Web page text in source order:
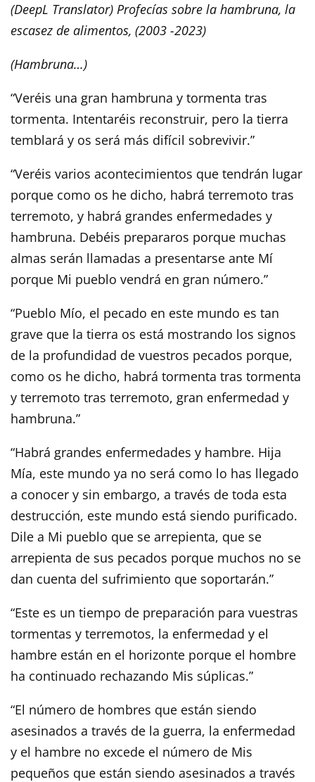
(DeepL Translator) Profecías sobre la hambruna, la
escasez de alimentos, (2003 -2023)
(Hambruna…)
“Veréis una gran hambruna y tormenta tras
tormenta. Intentaréis reconstruir, pero la tierra
temblará y os será más difícil sobrevivir.”
“Veréis varios acontecimientos que tendrán lugar
porque como os he dicho, habrá terremoto tras
terremoto, y habrá grandes enfermedades y
hambruna. Debéis prepararos porque muchas
almas serán llamadas a presentarse ante Mí
porque Mi pueblo vendrá en gran número.”
“Pueblo Mío, el pecado en este mundo es tan
grave que la tierra os está mostrando los signos
de la profundidad de vuestros pecados porque,
como os he dicho, habrá tormenta tras tormenta
y terremoto tras terremoto, gran enfermedad y
hambruna.”
“Habrá grandes enfermedades y hambre. Hija
Mía, este mundo ya no será como lo has llegado
a conocer y sin embargo, a través de toda esta
destrucción, este mundo está siendo purificado.
Dile a Mi pueblo que se arrepienta, que se
arrepienta de sus pecados porque muchos no se
dan cuenta del sufrimiento que soportarán.”
“Este es un tiempo de preparación para vuestras
tormentas y terremotos, la enfermedad y el
hambre están en el horizonte porque el hombre
ha continuado rechazando Mis súplicas.”
“El número de hombres que están siendo
asesinados a través de la guerra, la enfermedad
y el hambre no excede el número de Mis
pequeños que están siendo asesinados a través